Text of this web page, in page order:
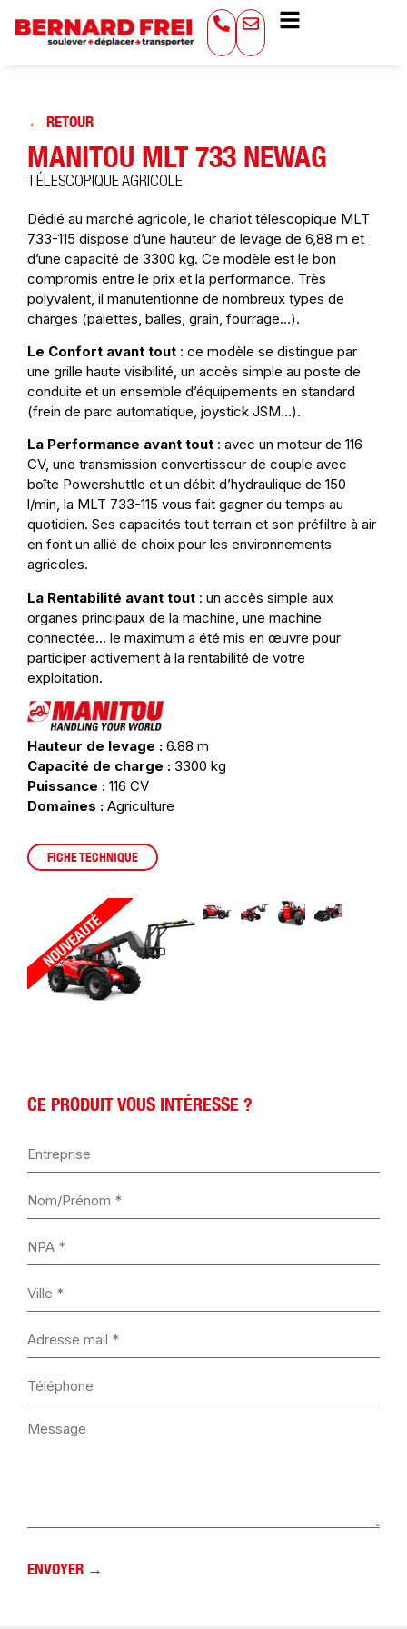
← RETOUR
MANITOU MLT 733 NEWAG
TÉLESCOPIQUE AGRICOLE
Dédié au marché agricole, le chariot télescopique MLT
733-115 dispose d’une hauteur de levage de 6,88 m et
d’une capacité de 3300 kg. Ce modèle est le bon
compromis entre le prix et la performance. Très
polyvalent, il manutentionne de nombreux types de
charges (palettes, balles, grain, fourrage…).
Le Confort avant tout : ce modèle se distingue par
une grille haute visibilité, un accès simple au poste de
conduite et un ensemble d’équipements en standard
(frein de parc automatique, joystick JSM…).
La Performance avant tout : avec un moteur de 116
CV, une transmission convertisseur de couple avec
boîte Powershuttle et un débit d’hydraulique de 150
l/min, la MLT 733-115 vous fait gagner du temps au
quotidien. Ses capacités tout terrain et son préfiltre à air
en font un allié de choix pour les environnements
agricoles.
La Rentabilité avant tout : un accès simple aux
organes principaux de la machine, une machine
connectée… le maximum a été mis en œuvre pour
participer activement à la rentabilité de votre
exploitation.
Hauteur de levage : 6.88 m
Capacité de charge : 3300 kg
Puissance : 116 CV
Domaines : Agriculture
FICHE TECHNIQUE
CE PRODUIT VOUS INTÉRESSE ?